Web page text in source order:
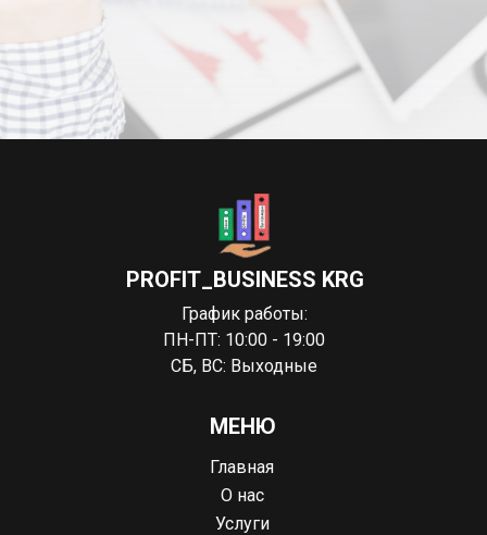
PROFIT_BUSINESS KRG
МЕНЮ
Главная
О нас
Услуги
График работы:
ПН-ПТ: 10:00 - 19:00
СБ, ВС: Выходные